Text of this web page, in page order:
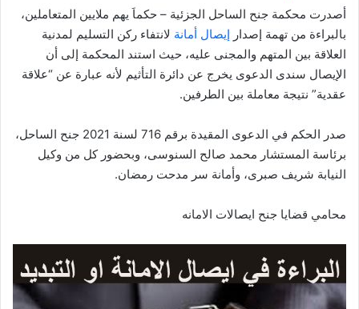
أصدرت محكمة جنح الساحل الجزئية – حكماَ يهم ملايين المتعاملين،
بالبراءة من تهمة إصدار إيصال أمانة لانتفاء ركن التسليم لمدنية
العلاقة بين المتهم والمجنى عليه، حيث استند المحكمة إلى أن
الإيصال سندى الدعوى يخرج عن دائرة التأثيم لأنه عبارة عن “علاقة
عقدية” نتيجة معاملة بين الطرفين.
صدر الحكم في الدعوى المقيدة برقم 716 لسنة 2021 جنح الساحل،
برئاسة المستشار محمد صالح السنوسى، وبحضور كل من وكيل
النيابة شريف صبرى، وأمانة سر مدحت رمضان.
محامي قضايا جنح ايصالات الامانه